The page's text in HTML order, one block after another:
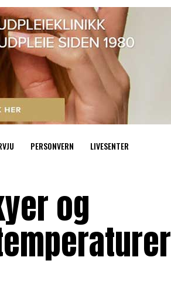
PERSONVERN LIVESENTER
og